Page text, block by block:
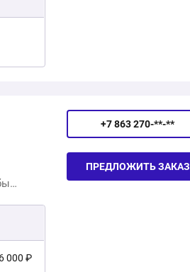
000 ₽
+7 863 270-**-**
ПРЕДЛОЖИТЬ ЗАКАЗ